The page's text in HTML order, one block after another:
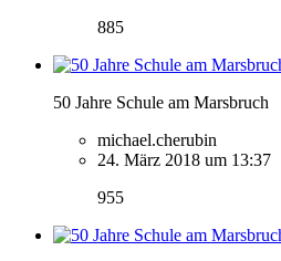
885
50 Jahre Schule am Marsbruch
michael.cherubin
24. März 2018 um 13:37
955